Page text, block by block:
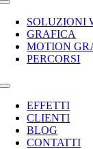
Toggle
NavigationSOLUZIONI
GRAFICA
MOTION
PERCORSI
Toggle
NavigationEFFETTI
CLIENTI
BLOG
CONTATTI